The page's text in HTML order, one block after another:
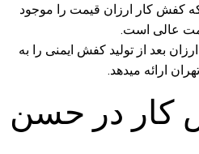
کفش کار ارزان قیمت را موجود
عالی است.
کار در حسن